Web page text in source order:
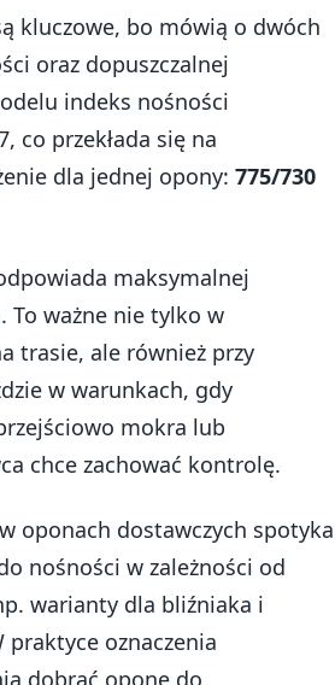
kluczowe, bo mówią o dwóch
oraz dopuszczalnej
indeks nośności
co przekłada się na
dla jednej opony: 775/730
maksymalnej
. To ważne nie tylko w
trasie, ale również przy
w warunkach, gdy
mokra lub
chce zachować kontrolę.
oponach dostawczych spotyka
nośności w zależności od
warianty dla bliźniaka i
praktyce oznaczenia
dobrać oponę do